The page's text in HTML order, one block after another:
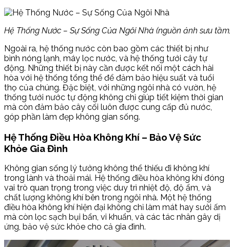
Hệ Thống Nước – Sự Sống Của Ngôi Nhà (nguồn ảnh sưu
Ngoài ra, hệ thống nước còn bao gồm các thiết bị như
bình nóng lạnh, máy lọc nước, và hệ thống tưới cây tự
động. Những thiết bị này cần được kết nối một cách hài
hòa với hệ thống tổng thể để đảm bảo hiệu suất và tuổi
thọ của chúng. Đặc biệt, với những ngôi nhà có vườn, hệ
thống tưới nước tự động không chỉ giúp tiết kiệm thời gian
mà còn đảm bảo cây cối luôn được cung cấp đủ nước,
góp phần làm đẹp không gian sống.
Hệ Thống Điều Hòa Không Khí – Bảo Vệ Sức
Khỏe Gia Đình
Không gian sống lý tưởng không thể thiếu đi không khí
trong lành và thoải mái. Hệ thống điều hòa không khí đóng
vai trò quan trọng trong việc duy trì nhiệt độ, độ ẩm, và
chất lượng không khí bên trong ngôi nhà. Một hệ thống
điều hòa không khí hiện đại không chỉ làm mát hay sưởi ấm
mà còn lọc sạch bụi bẩn, vi khuẩn, và các tác nhân gây dị
ứng, bảo vệ sức khỏe cho cả gia đình.